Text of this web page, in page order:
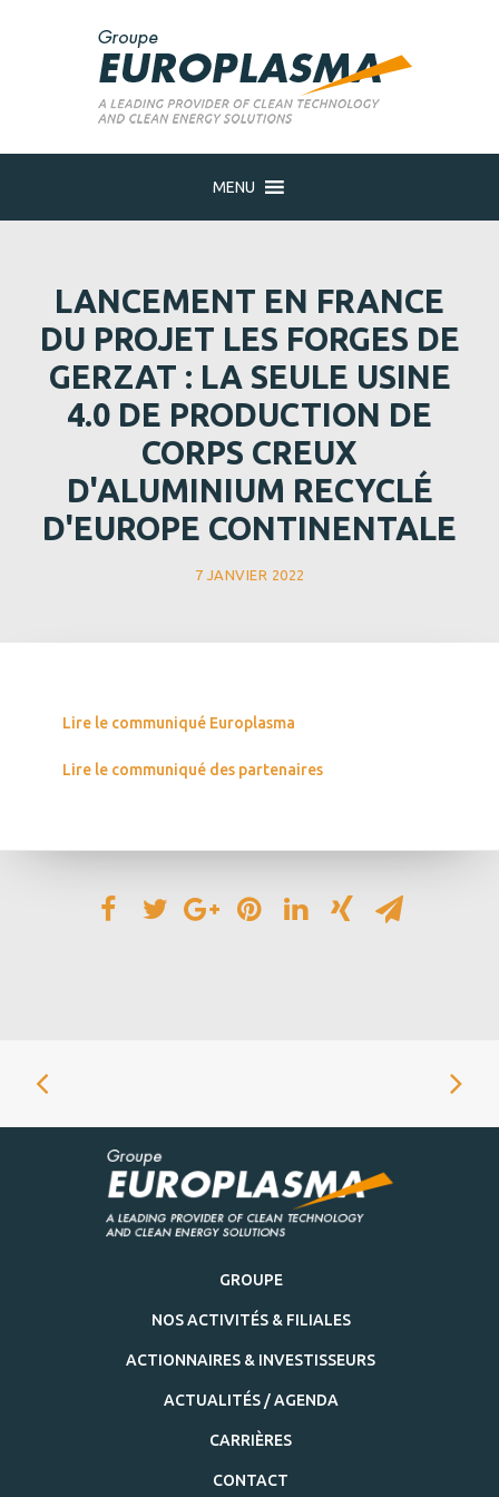
MENU
LANCEMENT EN FRANCE
DU PROJET LES FORGES DE
GERZAT : LA SEULE USINE
4.0 DE PRODUCTION DE
CORPS CREUX
D'ALUMINIUM RECYCLÉ
D'EUROPE CONTINENTALE
7 JANVIER 2022
Lire le communiqué Europlasma
Lire le communiqué des partenaires
GROUPE
NOS ACTIVITÉS & FILIALES
ACTIONNAIRES & INVESTISSEURS
ACTUALITÉS / AGENDA
CARRIÈRES
CONTACT